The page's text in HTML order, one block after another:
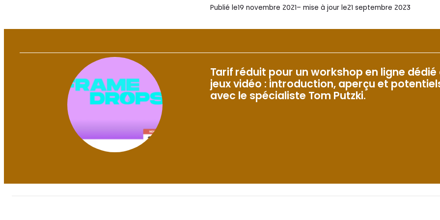
Publié le19 novembre 2021 – mise à jour le21 septembre 2023
Tarif réduit pour un workshop en ligne
jeux vidéo : introduction, aperçu et
avec le spécialiste Tom Putzki.